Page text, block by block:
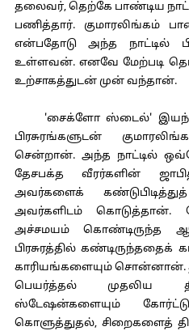
தலைவர், தெற்கே பாண்டிய
பணித்தார். குமாரலிங்கம்
என்பதோடு அந்த நாட்டில்
உள்ளவன். எனவே மேற்படி
உற்சாகத்துடன் முன் வந்தான்.
'சைக்ளோ ஸ்டைல்'
பிரசுரங்களுடன்
சென்றான். அந்த நாட்டில்
தேசபக்த வீரர்களின்
அவர்களைக்
அவர்களிடம் கொடுத்தான்.
அச்சமயம் கொண்டிருந்த
பிரசுரத்தில் கண்டிருந்ததைக்
காரியங்களையும் சொன்னான்.
பெயர்த்தல் முதலிய
ஸ்டேஷன்களையும்
கொளுத்துதல், சிறைகளைத்